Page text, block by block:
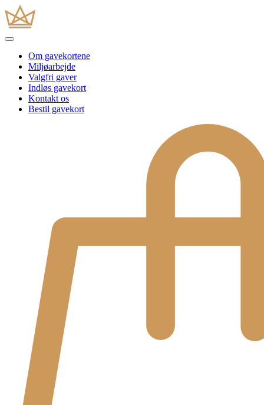
Om gavekortene
Miljøarbejde
Valgfri gaver
Indløs gavekort
Kontakt os
Bestil gavekort